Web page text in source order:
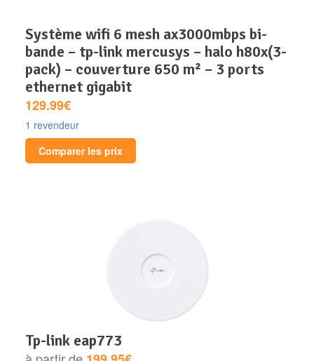
système wifi 6 mesh ax3000mbps bi-
bande – tp-link mercusys – halo h80x(3-
pack) – couverture 650 m² – 3 ports
ethernet gigabit
129.99€
1 revendeur
Comparer les prix
tp-link eap773